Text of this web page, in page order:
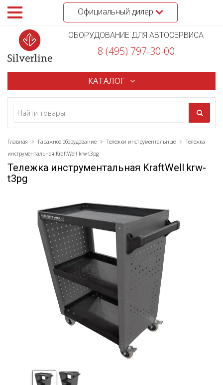
Официальный дилер
ОБОРУДОВАНИЕ ДЛЯ АВТОСЕРВИСА
8 (495) 797-30-00
КАТАЛОГ
Главная Гаражное оборудование Тележки инструментальные
Тележка
инструментальная KraftWell krw-t3pg
Тележка инструментальная KraftWell krw-
t3pg